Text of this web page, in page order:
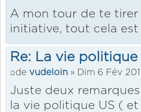
A mon tour de te tirer
initiative, tout cela
Re: La vie
de vudeloin » Dim 6 Fév
Juste deux
la vie politique US (